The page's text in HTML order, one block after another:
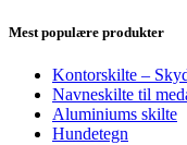
Mest populære produkter
Kontorskilte –
Navneskilte til
Aluminiums skilte
Hundetegn